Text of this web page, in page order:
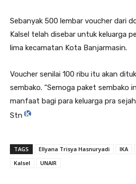
Sebanyak 500 lembar voucher dari
Kalsel telah disebar untuk keluarga
lima kecamatan Kota Banjarmasin.
Voucher senilai 100 ribu itu akan
sembako. “Semoga paket sembako
manfaat bagi para keluarga pra
Stn
TAGS Ellyana Trisya Hasnuryadi IKA
Kalsel
UNAIR